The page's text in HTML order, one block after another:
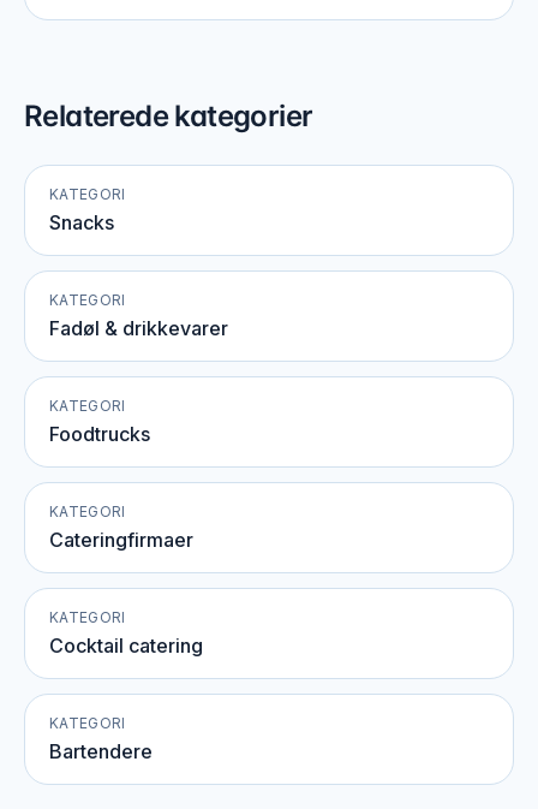
Relaterede kategorier
KATEGORI
Snacks
KATEGORI
Fadøl & drikkevarer
KATEGORI
Foodtrucks
KATEGORI
Cateringfirmaer
KATEGORI
Cocktail catering
KATEGORI
Bartendere